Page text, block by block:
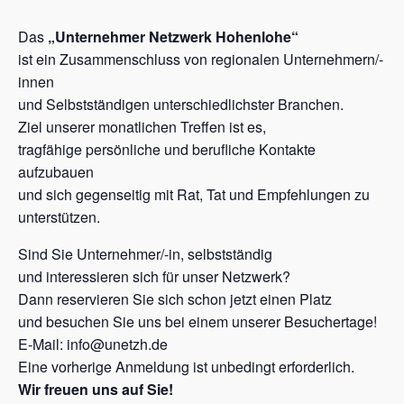
Das „Unternehmer Netzwerk Hohenlohe“
ist ein Zusammenschluss von regionalen Unternehmern/-
innen
und Selbstständigen unterschiedlichster Branchen.
Ziel unserer monatlichen Treffen ist es,
tragfähige persönliche und berufliche Kontakte
aufzubauen
und sich gegenseitig mit Rat, Tat und Empfehlungen zu
unterstützen.
Sind Sie Unternehmer/-in, selbstständig
und interessieren sich für unser Netzwerk?
Dann reservieren Sie sich schon jetzt einen Platz
und besuchen Sie uns bei einem unserer Besuchertage!
E-Mail: info@unetzh.de
Eine vorherige Anmeldung ist unbedingt erforderlich.
Wir freuen uns auf Sie!